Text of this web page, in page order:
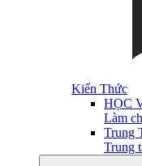
Kiến Thức
HỌC
Làm
Trung
Trung